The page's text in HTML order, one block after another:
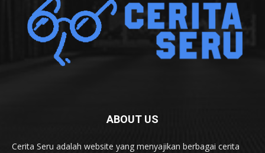
ABOUT US
Cerita Seru adalah website yang menyajikan berbagai cerita